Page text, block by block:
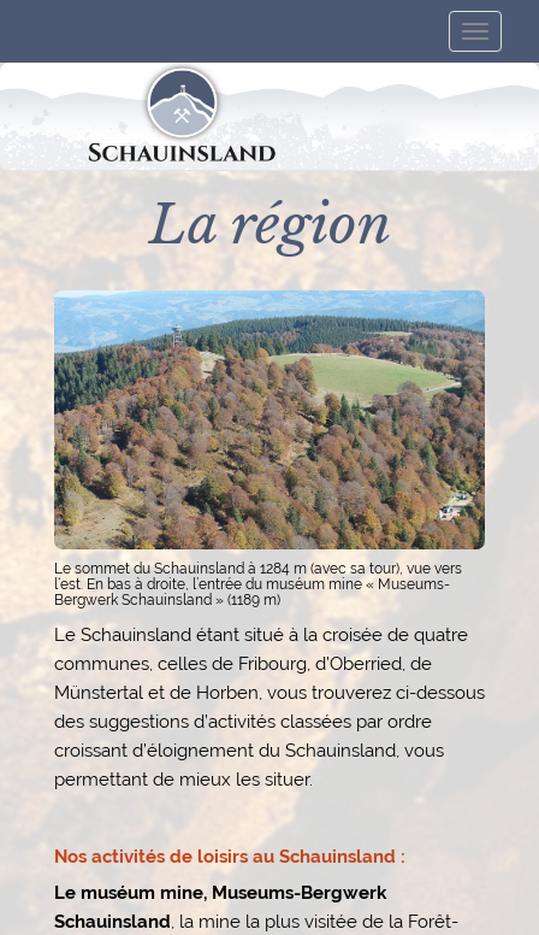
Toggle
La région
Le sommet du Schauinsland à 1284 m (avec sa tour), vue vers
l‘est. En bas à droite, l’entrée du muséum mine « Museums-
Bergwerk Schauinsland » (1189 m)
Le Schauinsland étant situé à la croisée de quatre
communes, celles de Fribourg, d’Oberried, de
Münstertal et de Horben, vous trouverez ci-dessous
des suggestions d’activités classées par ordre
croissant d’éloignement du Schauinsland, vous
permettant de mieux les situer.
Nos activités de loisirs au Schauinsland :
Le muséum mine, Museums-Bergwerk
Schauinsland, la mine la plus visitée de la Forêt-